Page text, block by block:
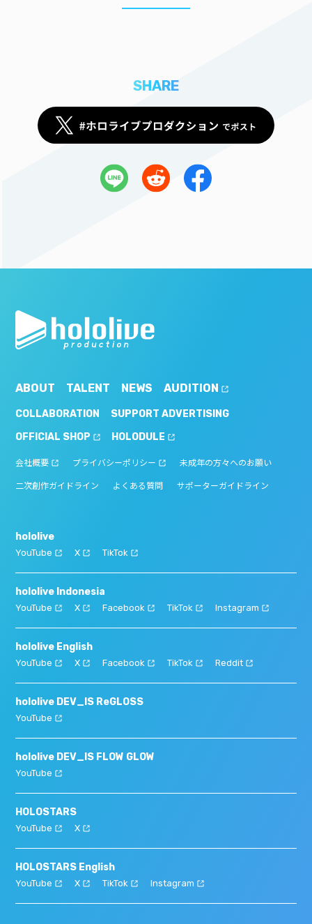
SHARE
ABOUT TALENT NEWS AUDITION
COLLABORATION
SUPPORT ADVERTISING
OFFICIAL SHOP
HOLODULE
会社概要 プライバシーポリシー 未成年の方々へのお願い
二次創作ガイドライン よくある質問 サポーターガイドライン
hololive
YouTube X TikTok
hololive Indonesia
YouTube X Facebook TikTok Instagram
hololive English
YouTube X Facebook TikTok Reddit
hololive DEV_IS ReGLOSS
YouTube
hololive DEV_IS FLOW GLOW
YouTube
HOLOSTARS
YouTube X
HOLOSTARS English
YouTube X TikTok Instagram